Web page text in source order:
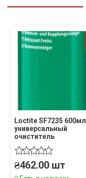
Loctite SF7235 600мл
универсальный
очиститель
₴462.00 шт